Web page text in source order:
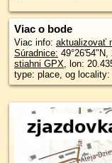
Viac o bode
Viac info: aktualizovať
Súradnice: 49°26'54"N,
stiahni GPX, lon:
type: place, og